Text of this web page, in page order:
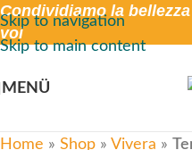
Skip to navigation
Skip to main content
Condividiamo la
voi
MENÜ
Home » Shop » Vivera »